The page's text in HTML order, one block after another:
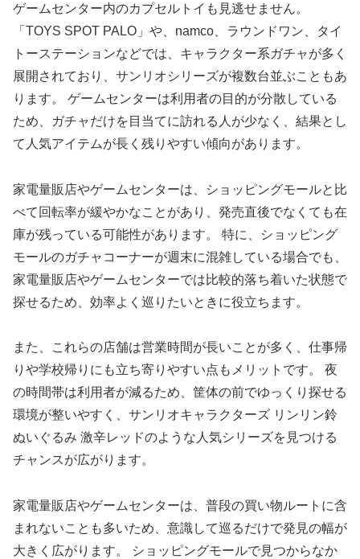
ゲームセンター内のカプセルトイも見逃せません。
「TOYS SPOT PALO」や、namco、ラウンドワン、タイ
トーステーションなどでは、キャラクター系ガチャが多く
展開されており、サンリオシリーズが複数台並ぶこともあ
ります。 ゲームセンターは利用者の目的が分散している
ため、ガチャだけを目当てに訪れる人が少なく、結果とし
て人気アイテムが長く残りやすい傾向があります。
家電量販店やゲームセンターは、ショッピングモールと比
べて回転率が緩やかなことがあり、発売直後でなくても在
庫が残っている可能性があります。 特に、ショッピング
モールのガチャコーナーが週末に混雑している場合でも、
家電量販店やゲームセンターでは比較的落ち着いた状態で
探せるため、効率よく巡りたいときに役立ちます。
また、これらの店舗は営業時間が長いことが多く、仕事帰
りや学校帰りにも立ち寄りやすい点もメリットです。 夜
の時間帯は利用者が減るため、筐体の前でゆっくり探せる
環境が整いやすく、サンリオキャラクターズ リンリン鈴
ぬいぐるみ 激辛レッドのような人気シリーズを見つける
チャンスが広がります。
家電量販店やゲームセンターは、普段の買い物ルートに含
まれないことも多いため、意識して巡るだけで発見の幅が
大きく広がります。 ショッピングモールで見つからなか